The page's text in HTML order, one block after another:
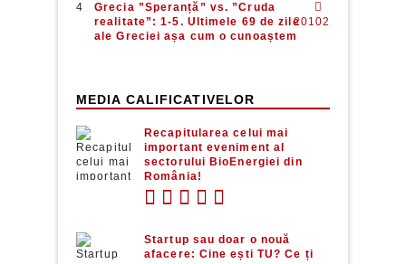
Grecia ”Speranță” vs. ”Cruda
realitate”: 1-5. Ultimele 69 de zile
ale Greciei așa cum o cunoaștem
20102
MEDIA CALIFICATIVELOR
Recapitularea celui mai
important eveniment al
sectorului BioEnergiei din
România!
Startup sau doar o nouă
afacere: Cine ești TU? Ce ți